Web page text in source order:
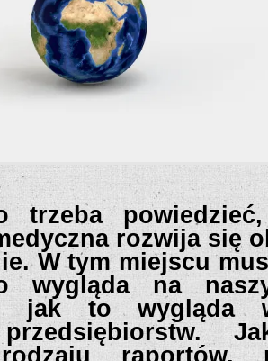
trzeba
rozwija się
W tym miejscu
na
jak to wygląda
raportów,